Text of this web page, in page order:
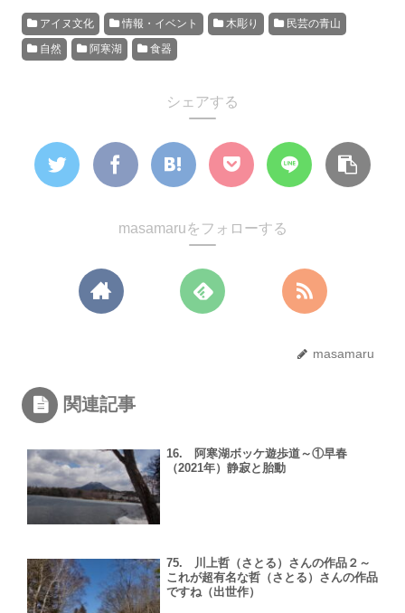
アイヌ文化 情報・イベント 木彫り
民芸の青山
自然
阿寒湖 食器
シェアする
masamaruをフォローする
masamaru
関連記事
16. 阿寒湖ボッケ遊歩道～①早春
（2021年）静寂と胎動
75. 川上哲（さとる）さんの作品２～
これが超有名な哲（さとる）さんの作品
ですね（出世作）